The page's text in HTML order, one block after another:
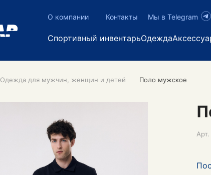
О компании Контакты Мы в Telegram
Спортивный инвентарьОдежда
Одежда для мужчин, женщин и детей Поло мужское
Арт.